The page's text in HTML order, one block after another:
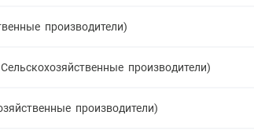
производители)
производители)
производители)